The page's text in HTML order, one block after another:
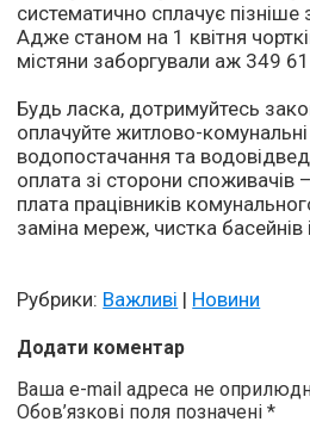
систематично сплачує пізніше
Адже станом на 1 квітня
містяни заборгували аж 349
Будь ласка, дотримуйтесь
оплачуйте житлово-
водопостачання та
оплата зі сторони споживачів
плата працівників
заміна мереж, чистка басейнів
Рубрики: Важливі | Новини
Додати коментар
Ваша e-mail адреса не
Обов’язкові поля позначені*